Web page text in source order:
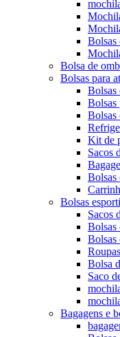
Bolsas
Bolsa de
Bolsas para
Bolsas
Bolsas
Bolsas
Kit de
Sacos
Bolsas
Bolsas
Sacos
Bolsas
Bolsas
Bolsa
Saco
Bagagens e